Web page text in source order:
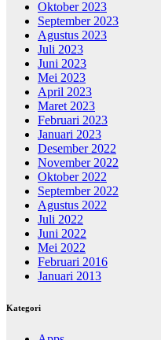
Oktober 2023
September 2023
Agustus 2023
Juli 2023
Juni 2023
Mei 2023
April 2023
Maret 2023
Februari 2023
Januari 2023
Desember 2022
November 2022
Oktober 2022
September 2022
Agustus 2022
Juli 2022
Juni 2022
Mei 2022
Februari 2016
Januari 2013
Kategori